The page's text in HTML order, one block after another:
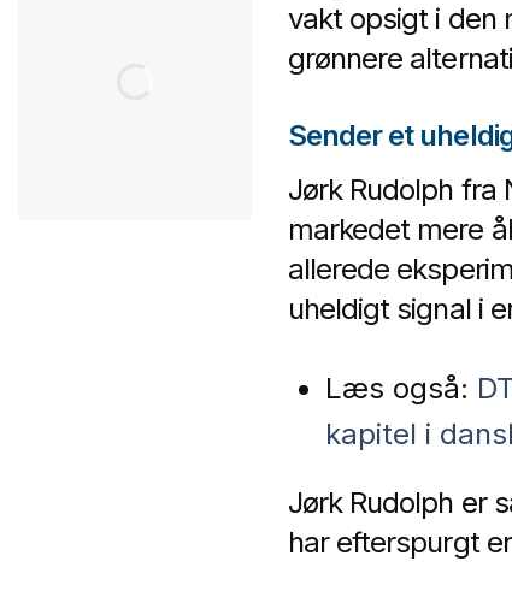
vakt opsigt i den
grønnere
Sender et
Jørk Rudolph fra
markedet mere
allerede
uheldigt signal i
Læs også:
kapitel i
Jørk Rudolph er
har efterspurgt